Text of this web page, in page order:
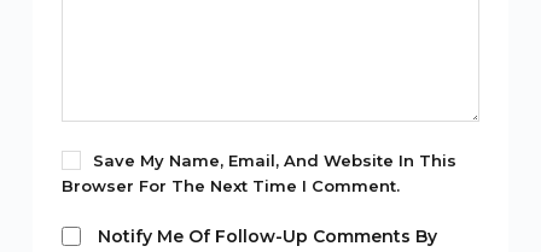
Save My Name, Email, And Website In This
Browser For The Next Time I Comment.
Notify Me Of Follow-Up Comments By